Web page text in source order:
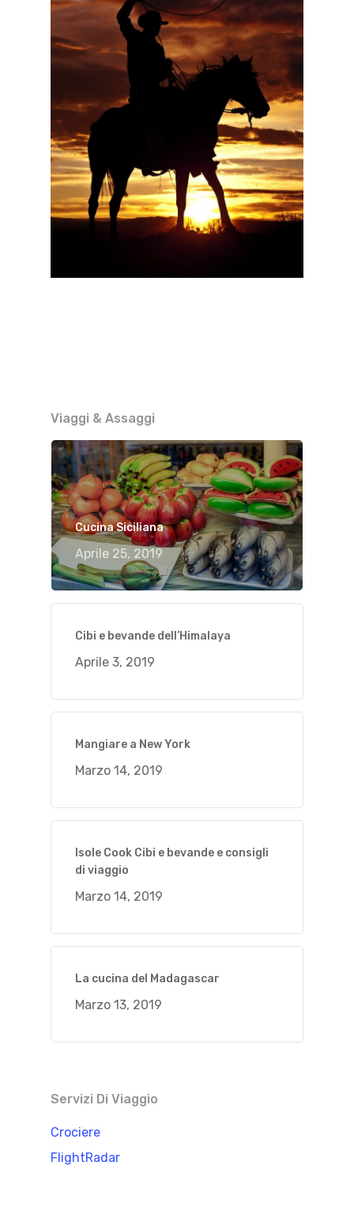
Viaggi & Assaggi
Cucina Siciliana
Aprile 25, 2019
Cibi e bevande dell’Himalaya
Aprile 3, 2019
Mangiare a New York
Marzo 14, 2019
Isole Cook Cibi e bevande e consigli
di viaggio
Marzo 14, 2019
La cucina del Madagascar
Marzo 13, 2019
Servizi Di Viaggio
Crociere
FlightRadar